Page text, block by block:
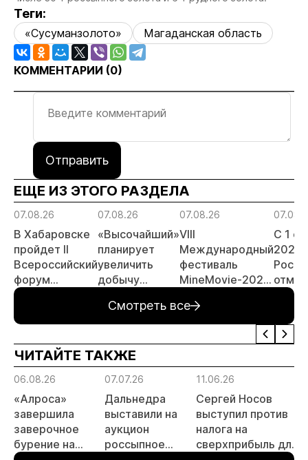
Теги:
«Сусуманзолото» Магаданская область
КОММЕНТАРИИ (0)
Отправить
ЕЩЕ ИЗ ЭТОГО РАЗДЕЛА
07.08.26
В Хабаровске
пройдет II
Всероссийский
форум
«Россыпное
России»
07.08.26
«Высочайший»
планирует
увеличить
добычу
тонн в 2026
году
07.08.26
VIII
Международный
фестиваль
MineMovie-2026
заявок
С 1
2026
Смотреть все
ЧИТАЙТЕ ТАКЖЕ
06.08.26
«Алроса»
завершила
заверочное
бурение на
07.07.26
Дальнедра
выставили на
аукцион
россыпное
11.06.26
Сергей Носов
выступил против
налога на
сверхприбыль для